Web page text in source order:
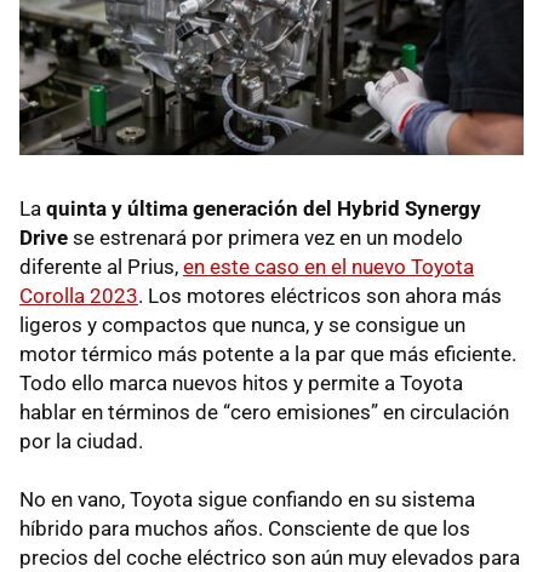
La quinta y última generación del Hybrid Synergy
Drive se estrenará por primera vez en un modelo
diferente al Prius, en este caso en el nuevo Toyota
Corolla 2023. Los motores eléctricos son ahora más
ligeros y compactos que nunca, y se consigue un
motor térmico más potente a la par que más eficiente.
Todo ello marca nuevos hitos y permite a Toyota
hablar en términos de “cero emisiones” en circulación
por la ciudad.
No en vano, Toyota sigue confiando en su sistema
híbrido para muchos años. Consciente de que los
precios del coche eléctrico son aún muy elevados para